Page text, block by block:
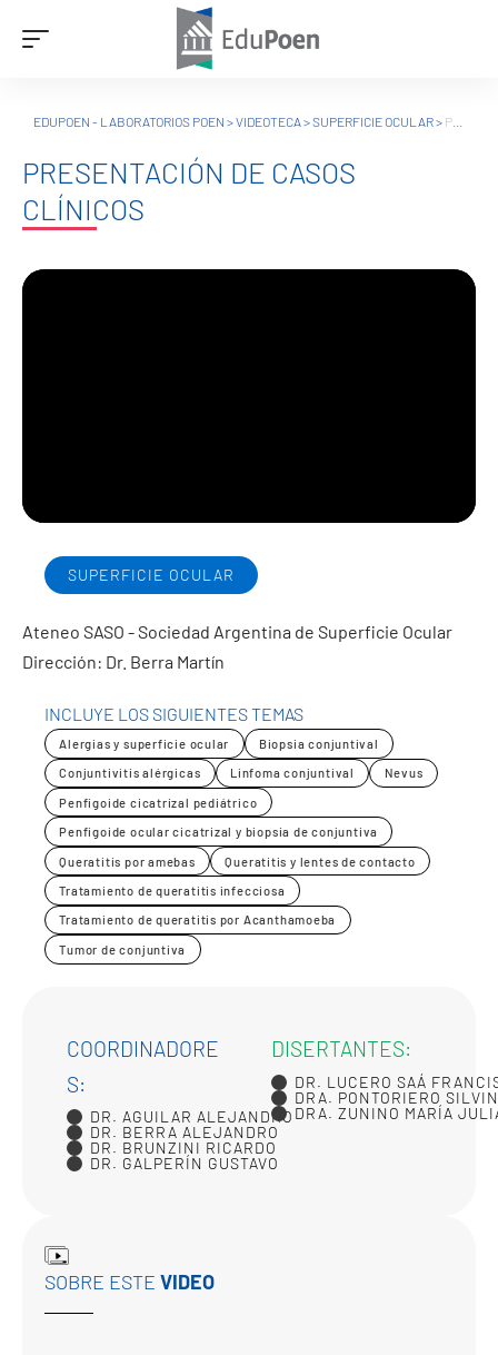
EDUPOEN - LABORATORIOS POEN >VIDEOTECA>SUPERFICIE OCULAR> PRESENTACIÓN DE CASOS CLÍNICOS
PRESENTACIÓN DE CASOS
CLÍNICOS
SUPERFICIE OCULAR
Ateneo SASO - Sociedad Argentina de Superficie Ocular
Dirección: Dr. Berra Martín
INCLUYE LOS SIGUIENTES TEMAS
Alergias y superficie ocular Biopsia conjuntival
Conjuntivitis alérgicas Linfoma conjuntival Nevus
Penfigoide cicatrizal pediátrico
Penfigoide ocular cicatrizal y biopsia de conjuntiva
Queratitis por amebas Queratitis y lentes de contacto
Tratamiento de queratitis infecciosa
Tratamiento de queratitis por Acanthamoeba
Tumor de conjuntiva
COORDINADORE
S:
DR. AGUILAR ALEJANDRO
DR. BERRA ALEJANDRO
DR. BRUNZINI RICARDO
DR. GALPERÍN GUSTAVO
DISERTANTES:
DR. LUCERO SAÁ
DRA. PONTORIERO
DRA. ZUNINO MARÍA
SOBRE ESTE VIDEO